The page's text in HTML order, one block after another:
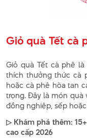
Giỏ quà Tết cà
Giỏ quà Tết cà phê
thích thưởng thức cà
hoặc cà phê hòa tan
trọng. Đây là món quà
đồng nghiệp, sếp
▷ Khám phá thêm: 15+
cao cấp 2026